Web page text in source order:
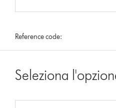
Reference code:
Seleziona